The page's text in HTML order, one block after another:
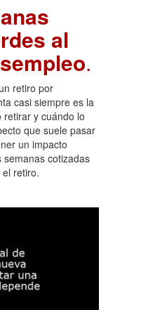
al
.
retiro por
casi siempre es la
y cuándo lo
que suele pasar
un impacto
cotizadas
retiro.